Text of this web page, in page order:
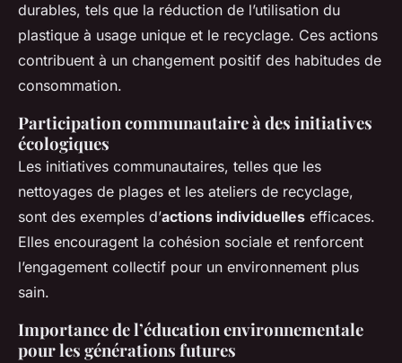
durables, tels que la réduction de l’utilisation du
plastique à usage unique et le recyclage. Ces actions
contribuent à un changement positif des habitudes de
consommation.
Participation communautaire à des initiatives
écologiques
Les initiatives communautaires, telles que les
nettoyages de plages et les ateliers de recyclage,
sont des exemples d’actions individuelles efficaces.
Elles encouragent la cohésion sociale et renforcent
l’engagement collectif pour un environnement plus
sain.
Importance de l’éducation environnementale
pour les générations futures